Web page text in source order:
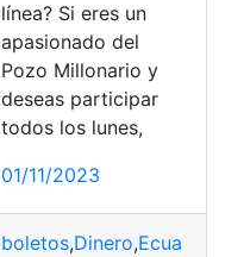
línea? Si eres un
apasionado del
Pozo Millonario y
deseas participar
todos los lunes,
01/11/2023
boletos,Dinero,Ecuador